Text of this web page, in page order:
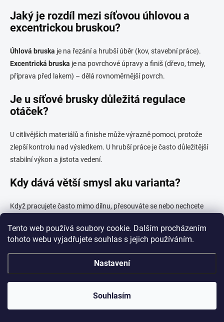
Tento web používá soubory cookie. Dalším procházením
tohoto webu vyjadřujete souhlas s jejich používáním.
Nastavení
Souhlasím
Jaký je rozdíl mezi síťovou úhlovou a
excentrickou bruskou?
Úhlová bruska je na řezání a hrubší úběr (kov, stavební práce).
Excentrická bruska je na povrchové úpravy a finiš (dřevo, tmely,
příprava před lakem) – dělá rovnoměrnější povrch.
Je u síťové brusky důležitá regulace
otáček?
U citlivějších materiálů a finishe může výrazně pomoci, protože
zlepší kontrolu nad výsledkem. U hrubší práce je často důležitější
stabilní výkon a jistota vedení.
Kdy dává větší smysl aku varianta?
Když pracujete často mimo dílnu, přesouváte se nebo nechcete
Na co se zaměřit u bezpečnosti?
Na jistotu úchopu, vyvážení, kvalitní konstrukci a prvky, které
Má smysl řešit prach u síťových brusek?